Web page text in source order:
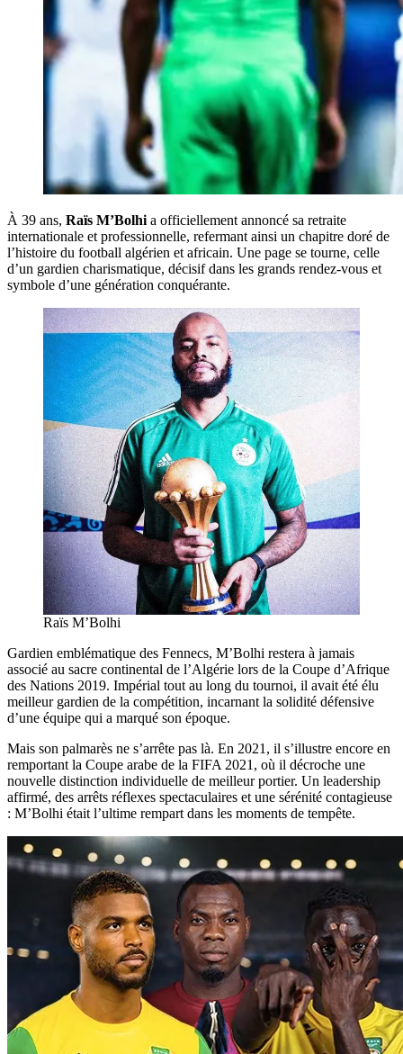
À 39 ans, Raïs M’Bolhi a officiellement annoncé sa retraite
internationale et professionnelle, refermant ainsi un chapitre doré de
l’histoire du football algérien et africain. Une page se tourne, celle
d’un gardien charismatique, décisif dans les grands rendez-vous et
symbole d’une génération conquérante.
Raïs M’Bolhi
Gardien emblématique des Fennecs, M’Bolhi restera à jamais
associé au sacre continental de l’Algérie lors de la Coupe d’Afrique
des Nations 2019. Impérial tout au long du tournoi, il avait été élu
meilleur gardien de la compétition, incarnant la solidité défensive
d’une équipe qui a marqué son époque.
Mais son palmarès ne s’arrête pas là. En 2021, il s’illustre encore en
remportant la Coupe arabe de la FIFA 2021, où il décroche une
nouvelle distinction individuelle de meilleur portier. Un leadership
affirmé, des arrêts réflexes spectaculaires et une sérénité contagieuse
: M’Bolhi était l’ultime rempart dans les moments de tempête.